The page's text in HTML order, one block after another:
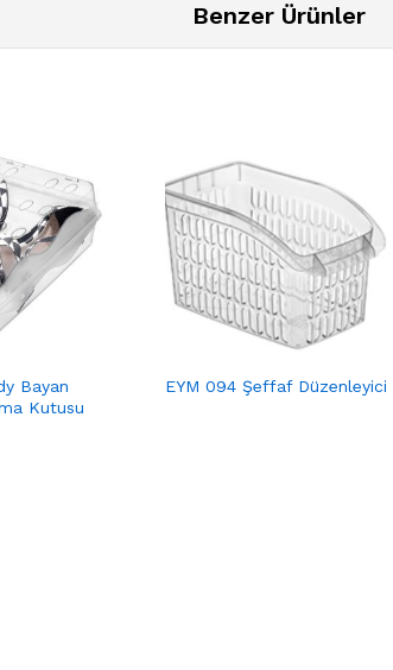
Benzer Ürünler
Bayan
Kutusu
EYM 094 Şeffaf Düzenleyici